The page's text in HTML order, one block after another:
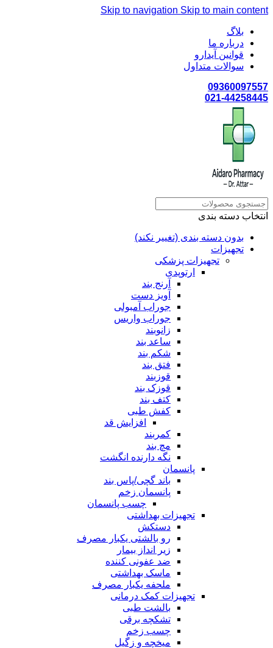
Skip to navigation Skip to main content
بلاگ
درباره ما
قوانین آیدارو
سوالات متداول
09360097557
021-44258445
انتخاب دسته بندی
بدون دسته بندی (تغییر نکند)
تجهیزات
تجهیزات پزشکی
ارتوپدی
آرنج بند
آویز دست
جوراب آمبولی
جوراب واریس
زانوبند
ساعد بند
شکم بند
فتق بند
قوزبند
قوزک بند
کتف بند
کفش طبی
افزایش قد
کمربند
مچ بند
نگه دارنده انگشت
پانسمان
باند گچی/پاس بند
پانسمان زخم
چسب پانسمان
تجهیزات بهداشتی
دستکش
رو بالشتی یکبار مصرف
زیر انداز بیمار
ضد عفونی کننده
ماسک بهداشتی
ملحفه یکبار مصرف
تجهیزات کمک درمانی
بالشت طبی
تشکچه برقی
چسب زخم
میخچه و زگیل